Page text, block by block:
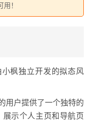
！
枫独立开发的拟态风
用户提供了一个独特的
示个人主页和导航页